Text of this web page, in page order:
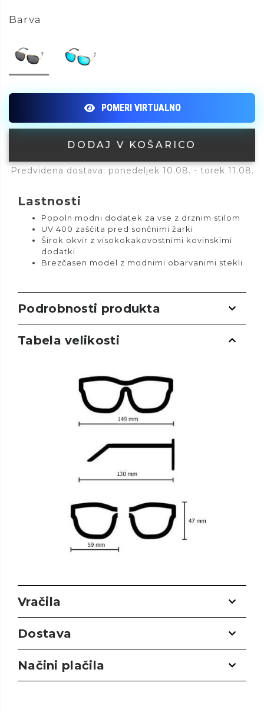
Barva
DODAJ V KOŠARICO
Predvidena dostava: ponedeljek 10.08. - torek 11.08.
Lastnosti
Popoln modni dodatek za vse z drznim stilom
UV 400 zaščita pred sončnimi žarki
Širok okvir z visokokakovostnimi kovinskimi
dodatki
Brezčasen model z modnimi obarvanimi stekli
Podrobnosti produkta
Tabela velikosti
Vračila
Dostava
Načini plačila